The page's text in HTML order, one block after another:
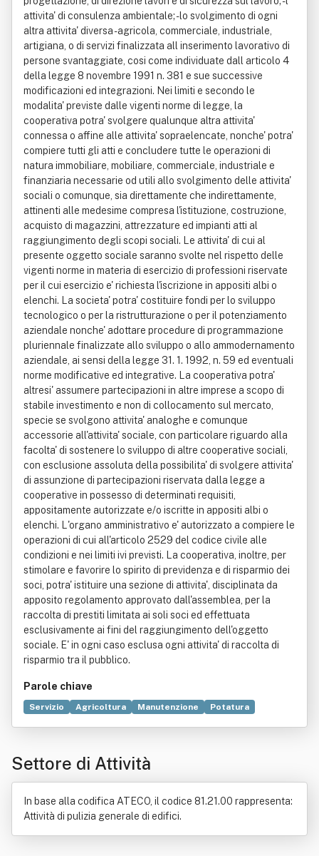
attivita' di consulenza ambientale; - lo svolgimento di ogni
altra attivita' diversa - agricola, commerciale, industriale,
artigiana, o di servizi finalizzata all inserimento lavorativo di
persone svantaggiate, cosi come individuate dall articolo 4
della legge 8 novembre 1991 n. 381 e sue successive
modificazioni ed integrazioni. Nei limiti e secondo le
modalita' previste dalle vigenti norme di legge, la
cooperativa potra' svolgere qualunque altra attivita'
connessa o affine alle attivita' sopraelencate, nonche' potra'
compiere tutti gli atti e concludere tutte le operazioni di
natura immobiliare, mobiliare, commerciale, industriale e
finanziaria necessarie od utili allo svolgimento delle attivita'
sociali o comunque, sia direttamente che indirettamente,
attinenti alle medesime compresa l'istituzione, costruzione,
acquisto di magazzini, attrezzature ed impianti atti al
raggiungimento degli scopi sociali. Le attivita' di cui al
presente oggetto sociale saranno svolte nel rispetto delle
vigenti norme in materia di esercizio di professioni riservate
per il cui esercizio e' richiesta l'iscrizione in appositi albi o
elenchi. La societa' potra' costituire fondi per lo sviluppo
tecnologico o per la ristrutturazione o per il potenziamento
aziendale nonche' adottare procedure di programmazione
pluriennale finalizzate allo sviluppo o allo ammodernamento
aziendale, ai sensi della legge 31. 1. 1992, n. 59 ed eventuali
norme modificative ed integrative. La cooperativa potra'
altresi' assumere partecipazioni in altre imprese a scopo di
stabile investimento e non di collocamento sul mercato,
specie se svolgono attivita' analoghe e comunque
accessorie all'attivita' sociale, con particolare riguardo alla
facolta' di sostenere lo sviluppo di altre cooperative sociali,
con esclusione assoluta della possibilita' di svolgere attivita'
di assunzione di partecipazioni riservata dalla legge a
cooperative in possesso di determinati requisiti,
appositamente autorizzate e/o iscritte in appositi albi o
elenchi. L'organo amministrativo e' autorizzato a compiere le
operazioni di cui all'articolo 2529 del codice civile alle
condizioni e nei limiti ivi previsti. La cooperativa, inoltre, per
stimolare e favorire lo spirito di previdenza e di risparmio dei
soci, potra' istituire una sezione di attivita', disciplinata da
apposito regolamento approvato dall'assemblea, per la
raccolta di prestiti limitata ai soli soci ed effettuata
esclusivamente ai fini del raggiungimento dell'oggetto
sociale. E' in ogni caso esclusa ogni attivita' di raccolta di
risparmio tra il pubblico.
Parole chiave
Servizio Agricoltura Manutenzione
Potatura
Settore di Attività
In base alla codifica ATECO, il codice 81.21.00 rappresenta:
Attività di pulizia generale di edifici.